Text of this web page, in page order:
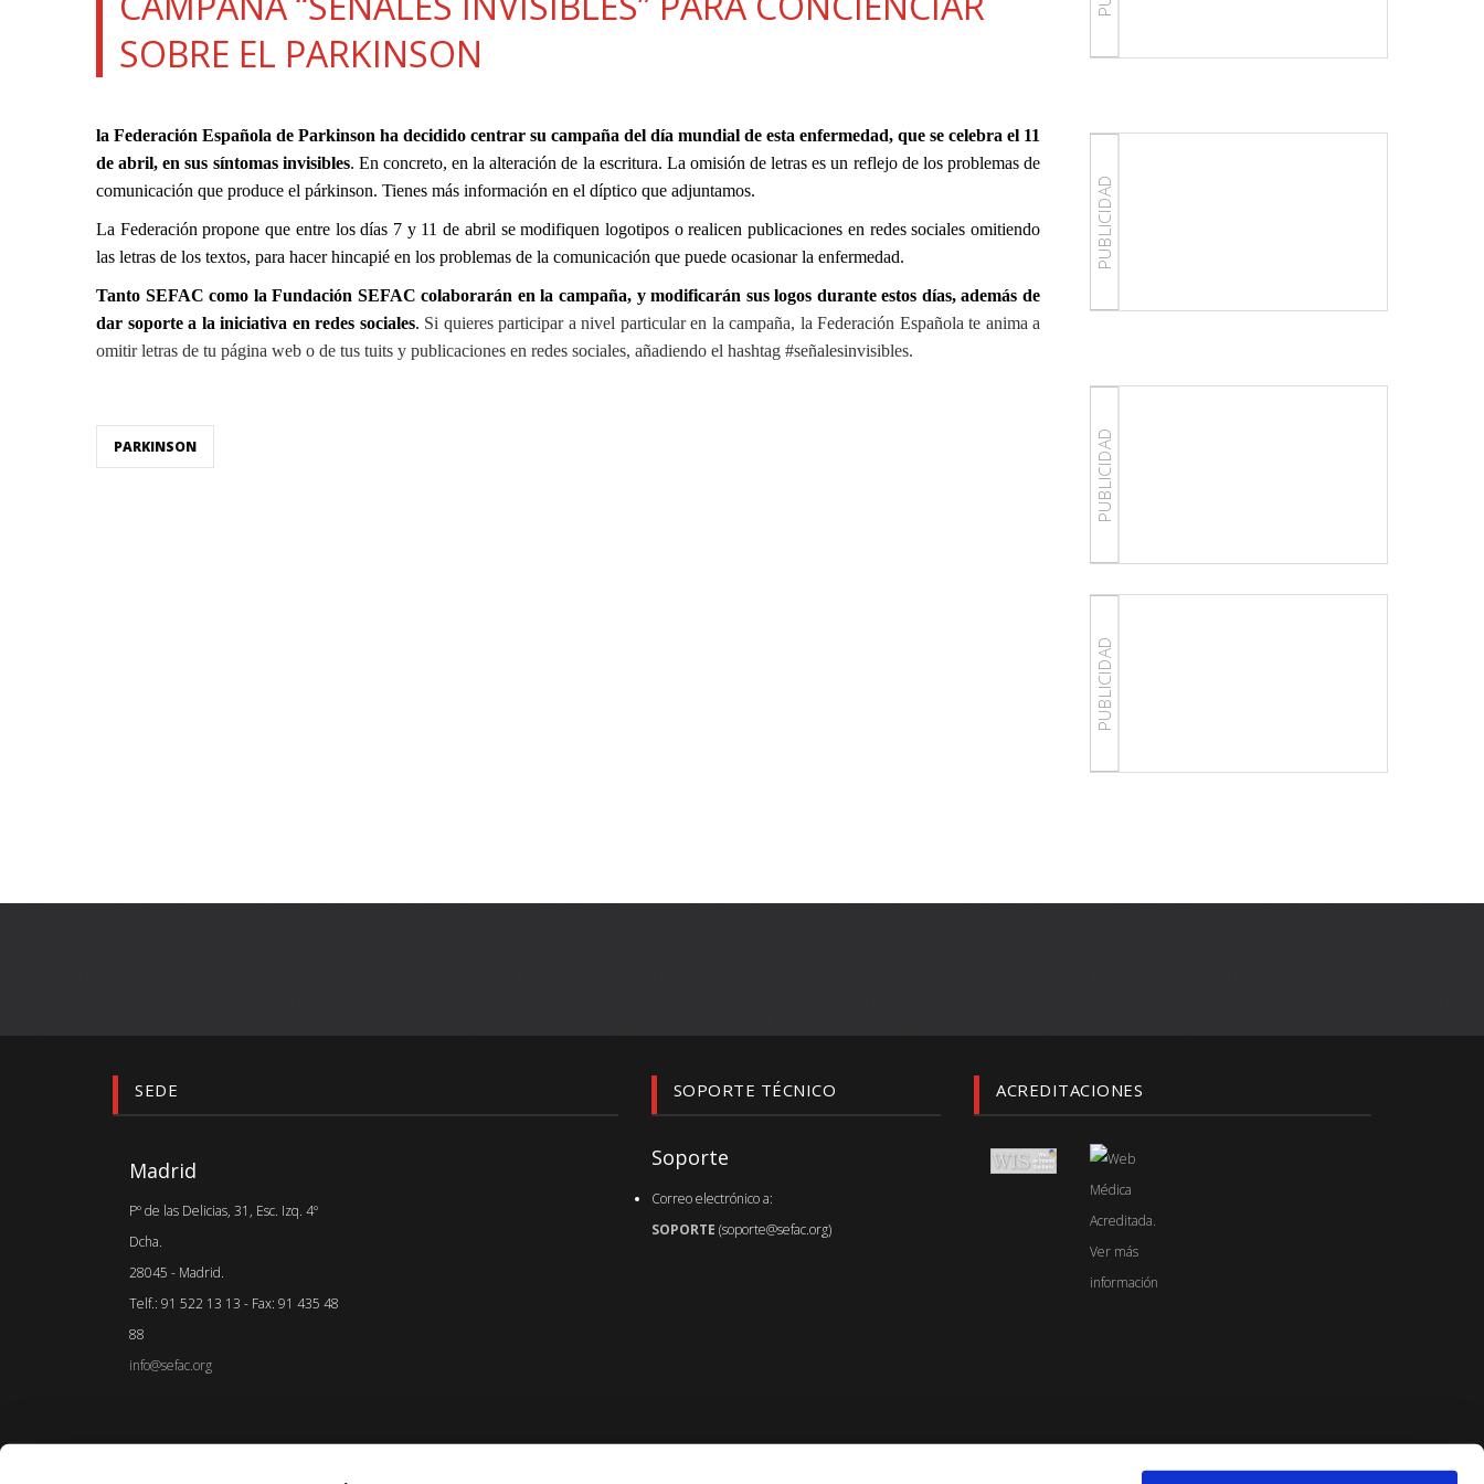
la
navegación
SOBRE EL PARKINSON
la Federación Española de Parkinson ha decidido centrar su campaña del día mundial de esta enfermedad, que se celebra el 11
de abril, en sus síntomas invisibles. En concreto, en la alteración de la escritura. La omisión de letras es un reflejo de los problemas de
comunicación que produce el párkinson. Tienes más información en el díptico que adjuntamos.
La Federación propone que entre los días 7 y 11 de abril se modifiquen logotipos o realicen publicaciones en redes sociales omitiendo
las letras de los textos, para hacer hincapié en los problemas de la comunicación que puede ocasionar la enfermedad.
Tanto SEFAC como la Fundación SEFAC colaborarán en la campaña, y modificarán sus logos durante estos días, además de
dar soporte a la iniciativa en redes sociales. Si quieres participar a nivel particular en la campaña, la Federación Española te anima a
omitir letras de tu página web o de tus tuits y publicaciones en redes sociales, añadiendo el hashtag #señalesinvisibles.
PARKINSON
PUBLICIDAD
PUBLICIDAD
PUBLICIDAD
SEDE
Madrid
Pº de las Delicias, 31, Esc. Izq. 4º
Dcha.
28045 - Madrid.
Telf.: 91 522 13 13 - Fax: 91 435 48
88
info@sefac.org
SOPORTE TÉCNICO
Soporte
Correo electrónico a:
SOPORTE (soporte@sefac.org)
ACREDITACIONES